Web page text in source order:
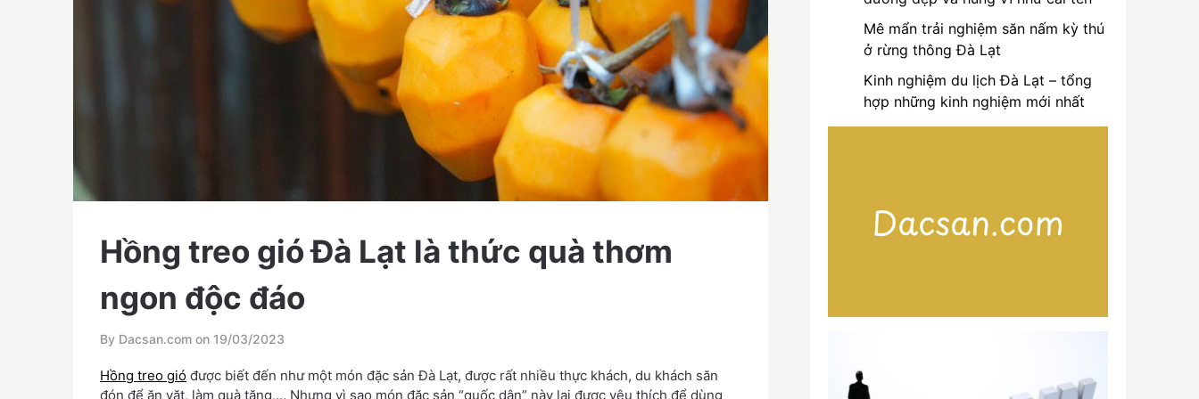
Hồng treo gió Đà Lạt là thức quà thơm
ngon độc đáo
By Dacsan.com on 19/03/2023
Hồng treo gió được biết đến như một món đặc sản Đà Lạt, được rất nhiều thực khách, du khách săn
đón để ăn vặt, làm quà tặng,… Nhưng vì sao món đặc sản “quốc dân” này lại được yêu thích để dùng
Mê mẩn trải nghiệm săn nấm kỳ thú
ở rừng thông Đà Lạt
Kinh nghiệm du lịch Đà Lạt – tổng
hợp những kinh nghiệm mới nhất